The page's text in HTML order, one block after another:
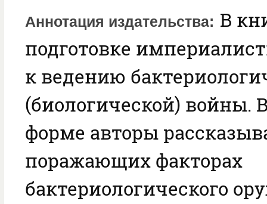
Аннотация издательства
В
подготовке
к ведению
(биологической) войны.
форме авторы
поражающих факторах
бактериологического